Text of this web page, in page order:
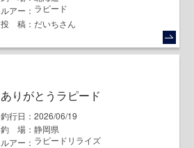
ルアー
ラピード
投稿
だいちさん
ありがとうラピード
釣行日
2026/06/19
釣場
静岡県
ルアー
ラピードリライズ